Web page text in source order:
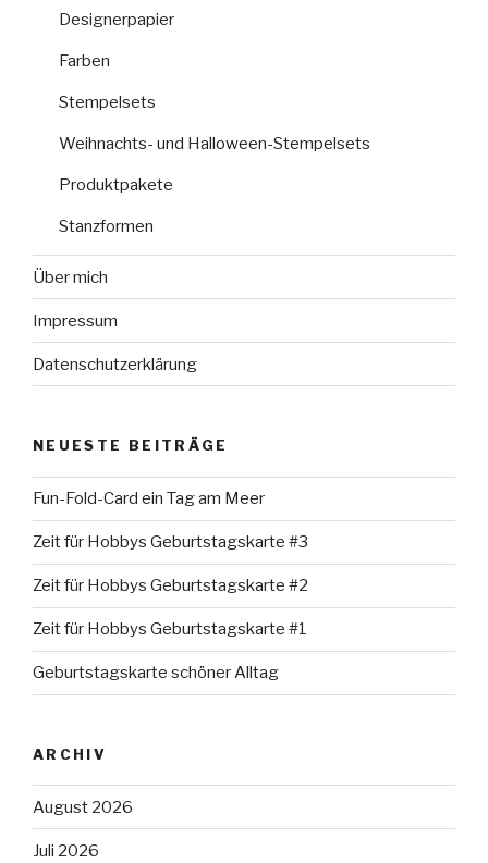
Designerpapier
Farben
Stempelsets
Weihnachts- und Halloween-Stempelsets
Produktpakete
Stanzformen
Über mich
Impressum
Datenschutzerklärung
NEUESTE BEITRÄGE
Fun-Fold-Card ein Tag am Meer
Zeit für Hobbys Geburtstagskarte #3
Zeit für Hobbys Geburtstagskarte #2
Zeit für Hobbys Geburtstagskarte #1
Geburtstagskarte schöner Alltag
ARCHIV
August 2026
Juli 2026